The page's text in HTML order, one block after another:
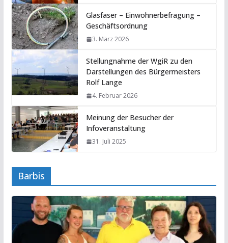
Glasfaser – Einwohnerbefragung –
Geschäftsordnung
3. März 2026
Stellungnahme der WgiR zu den
Darstellungen des Bürgermeisters
Rolf Lange
4. Februar 2026
Meinung der Besucher der
Infoveranstaltung
31. Juli 2025
Barbis